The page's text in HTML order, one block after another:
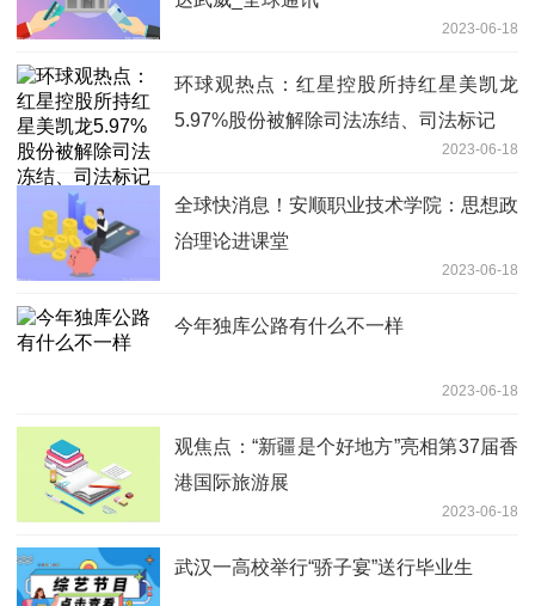
2023-06-18
环球观热点：红星控股所持红星美凯龙
5.97%股份被解除司法冻结、司法标记
2023-06-18
全球快消息！安顺职业技术学院：思想政
治理论进课堂
2023-06-18
今年独库公路有什么不一样
2023-06-18
观焦点：“新疆是个好地方”亮相第37届香
港国际旅游展
2023-06-18
武汉一高校举行“骄子宴”送行毕业生